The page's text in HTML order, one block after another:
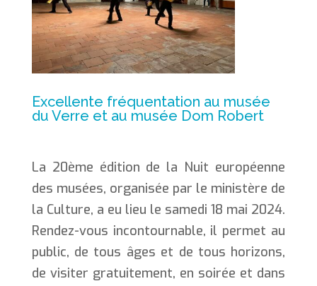
Excellente fréquentation au musée
du Verre et au musée Dom Robert
La 20ème édition de la Nuit européenne
des musées, organisée par le ministère de
la Culture, a eu lieu le samedi 18 mai 2024.
Rendez-vous incontournable, il permet au
public, de tous âges et de tous horizons,
de visiter gratuitement, en soirée et dans